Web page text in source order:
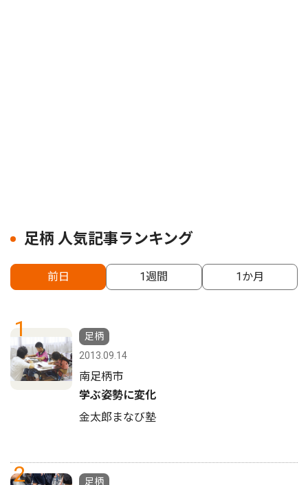
足柄 人気記事ランキング
前日 1週間 1か月
1
足柄
2013.09.14
南足柄市
学ぶ姿勢に変化
金太郎まなび塾
2
足柄